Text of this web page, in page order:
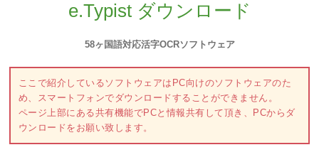
e.Typist ダウンロード
58ヶ国語対応活字OCRソフトウェア
ここで紹介しているソフトウェアはPC向けのソフトウェアのた
め、スマートフォンでダウンロードすることができません。
ページ上部にある共有機能でPCと情報共有して頂き、PCからダ
ウンロードをお願い致します。